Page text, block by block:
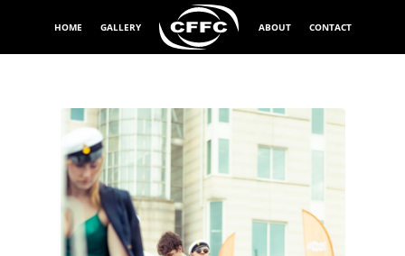
HOME GALLERY ABOUT CONTACT